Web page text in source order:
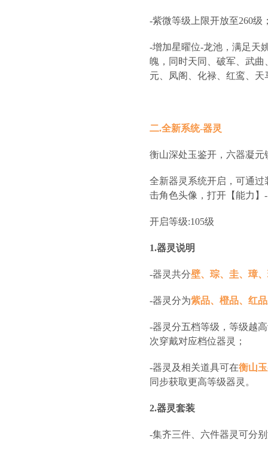
-紫微等级上限开放至260级
-增加星曜位-龙池，满足天
魄，同时天同、破军、武
元、凤阁、化禄、红鸾、
二.全新系统-器灵
衡山深处玉鉴开，六器凝
全新器灵系统开启，可通
击角色头像，打开【能力】
开启等级:105级
1.器灵说明
-器灵共分壁、琮、圭、璋
-器灵分为紫品、橙品、红品
-器灵分五档等级，等级越
次穿戴对应档位器灵；
-器灵及相关道具可在衡山
同步获取更高等级器灵。
2.器灵套装
-集齐三件、六件器灵可分